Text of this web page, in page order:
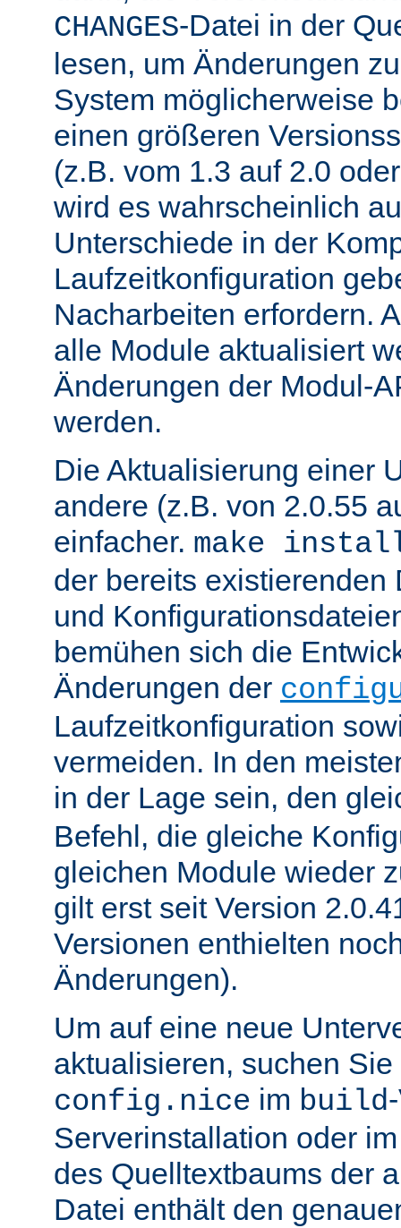
CHANGES-Datei in der
lesen, um Änderungen
System möglicherweise
einen größeren
(z.B. vom 1.3 auf 2.0
wird es wahrscheinlich
Unterschiede in der
Laufzeitkonfiguration
Nacharbeiten erfordern.
alle Module aktualisiert
Änderungen der Modul-
werden.
Die Aktualisierung einer
andere (z.B. von 2.0.55
einfacher. make
der bereits existierenden
und
bemühen sich die
Änderungen der
Laufzeitkonfiguration
vermeiden. In den
in der Lage sein, den
Befehl, die gleiche
gleichen Module wieder
gilt erst seit Version
Versionen enthielten
Änderungen).
Um auf eine neue
aktualisieren, suchen
config.nice im build
Serverinstallation oder
des Quelltextbaums der
Datei enthält den